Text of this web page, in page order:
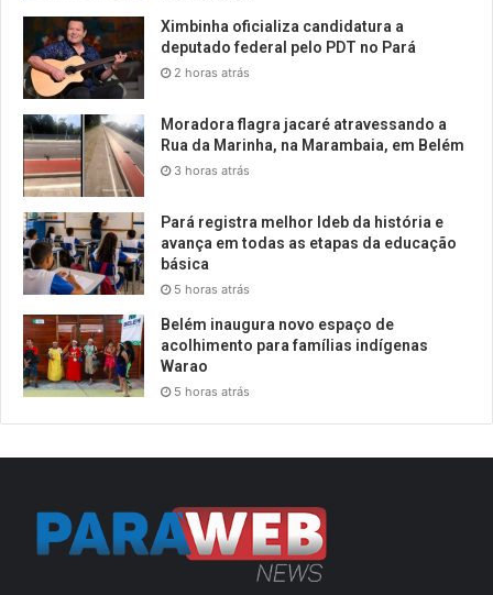
Ximbinha oficializa candidatura a
deputado federal pelo PDT no Pará
2 horas atrás
Moradora flagra jacaré atravessando a
Rua da Marinha, na Marambaia, em Belém
3 horas atrás
Pará registra melhor Ideb da história e
avança em todas as etapas da educação
básica
5 horas atrás
Belém inaugura novo espaço de
acolhimento para famílias indígenas
Warao
5 horas atrás